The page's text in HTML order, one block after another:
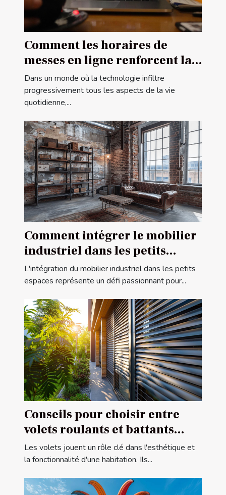
Comment les horaires de
messes en ligne renforcent la
communauté religieuse
Dans un monde où la technologie infiltre
progressivement tous les aspects de la vie
quotidienne,...
Comment intégrer le mobilier
industriel dans les petits
espaces
L'intégration du mobilier industriel dans les petits
espaces représente un défi passionnant pour...
Conseils pour choisir entre
volets roulants et battants
pour votre maison
Les volets jouent un rôle clé dans l'esthétique et
la fonctionnalité d'une habitation. Ils...